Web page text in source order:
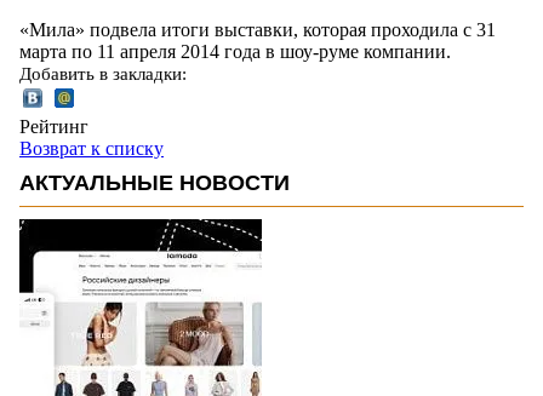
«Мила» подвела итоги выставки, которая проходила с 31
марта по 11 апреля 2014 года в шоу-руме компании.
Добавить в закладки:
Рейтинг
Возврат к списку
АКТУАЛЬНЫЕ НОВОСТИ